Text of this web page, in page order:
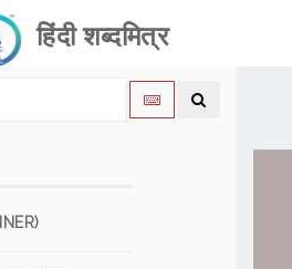
हिंदी शब्दमित्र